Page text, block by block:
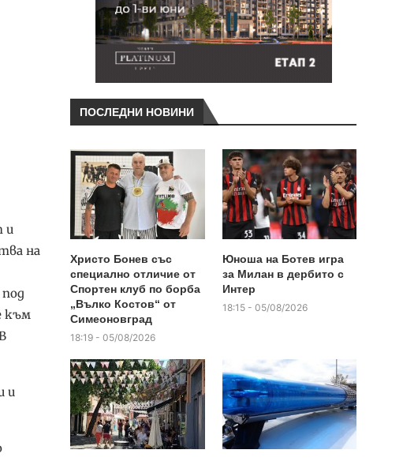
и
на
към
и
ПОСЛЕДНИ НОВИНИ
Христо Бонев със
специално отличие от
Спортен клуб по борба
„Вълко Костов“ от
Симеоновград
18:19 - 05/08/2026
Юноша на Ботев игра
за Милан в дербито с
Интер
18:15 - 05/08/2026